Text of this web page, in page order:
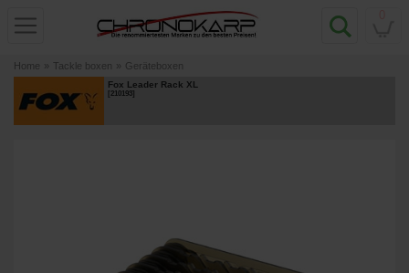
Home » Tackle boxen » Geräteboxen
Fox Leader Rack XL
[210193]